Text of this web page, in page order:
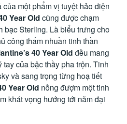
một phẩm vị tuyệt hảo diện
Year Old cũng được chạm
bạc Sterling. Là biểu trưng cho
công thấm nhuần tinh thần
40 Year Old đều mang
của bậc thầy pha trộn. Tinh
và sang trọng từng hoạ tiết
Year Old nồng đượm một tinh
khát vọng hướng tới năm đại